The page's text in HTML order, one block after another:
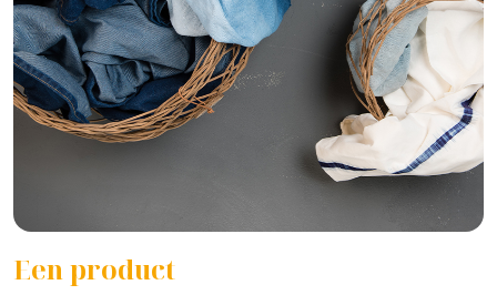
Een product